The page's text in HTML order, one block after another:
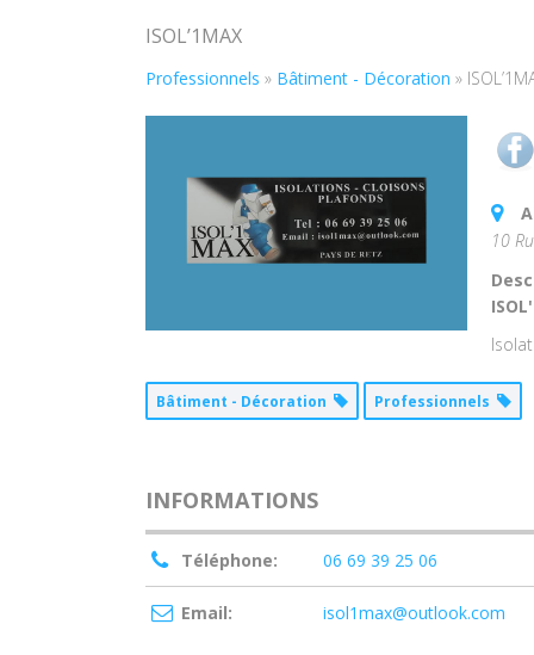
ISOL’1MAX
Professionnels » Bâtiment - Décoration »
10
Bâtiment - Décoration Professionnels
INFORMATIONS
Téléphone: 06 69 39 25 06
Email: isol1max@outlook.com